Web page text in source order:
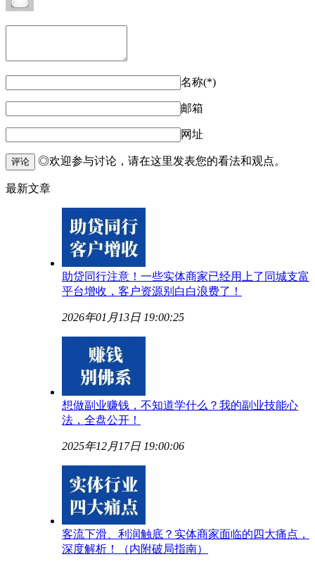
名称(*)
邮箱
网址
评论 ◎欢迎参与讨论，请在这里发表您的看法和观点。
最新文章
助贷同行注意！一些实体商家已经用上了同城支富
平台增收，客户资源别白白浪费了！
2026年01月13日 19:00:25
想做副业赚钱，不知道学什么？我的副业技能心
法，全盘公开！
2025年12月17日 19:00:06
客流下滑、利润触底？实体商家面临的四大痛点，
深度解析！（内附破局指南）